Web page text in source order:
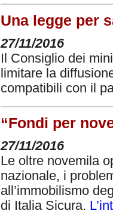
Una legge per
27/11/2016
Il Consiglio dei
limitare la
compatibili con il
“Fondi per
27/11/2016
Le oltre novemila
nazionale, i
all’immobilismo
di Italia Sicura.